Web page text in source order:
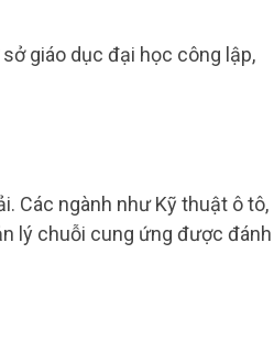
giáo dục đại học công lập,
Các ngành như Kỹ thuật ô tô,
lý chuỗi cung ứng được đánh